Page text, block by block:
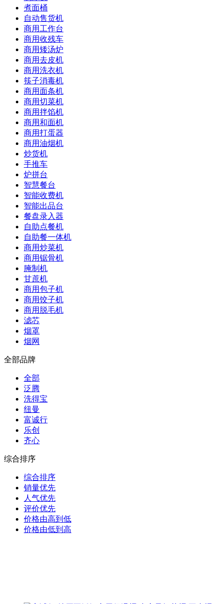
煮面桶
自动售货机
商用工作台
商用收残车
商用矮汤炉
商用去皮机
商用洗衣机
筷子消毒机
商用面条机
商用切菜机
商用拌馅机
商用和面机
商用打蛋器
商用油烟机
炒货机
手推车
炉拼台
智慧餐台
智能收费机
智能出品台
餐盘录入器
自助点餐机
自助餐一体机
商用炒菜机
商用锯骨机
腌制机
甘蔗机
商用包子机
商用饺子机
商用脱毛机
滤芯
烟罩
烟网
全部品牌
全部
泛腾
洗得宝
纽曼
富诚行
乐创
齐心
综合排序
综合排序
销量优先
人气优先
评价优先
价格由高到低
价格由低到高